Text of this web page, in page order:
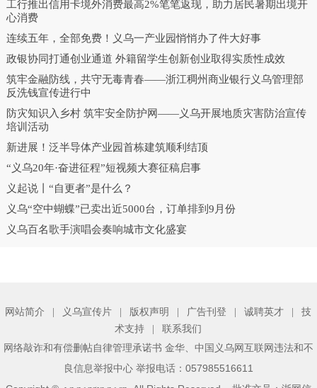
工行推出信用卡境外消费最高2%笔笔返现，助力居民暑期出境开
心消费
连续五年，全部免费！义乌一产业园悄悄办了件大好事
政银协同打通创业通道 外籍留学生创新创业取得实质性成效
筑牢金融防线，共守无毒青春——浙江稠州商业银行义乌管理部
反洗钱宣传进行中
防灾知识入乡村 筑牢安全防护网——义乌开展地质灾害防治宣传
培训活动
新进展！泛半导体产业园首栋建筑顺利结顶
“义乌20年·奋进征程”短视频大赛征稿启事
义起说丨“自更者”是什么？
义乌“空中蝴蝶”已卖出近5000台，订单排到9月份
义乌百名歌手演唱会奏响城市文化盛宴
网站简介 义乌宣传片 版权声明 广告刊登 诚聘英才
技
术支持
联系我们
网络敲诈和有偿删帖自律管理承诺书 金华、 中国义乌网互联网违法和不
良信息举报中心举报电话：057985516611